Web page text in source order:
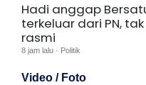
Hadi anggap
terkeluar dari PN,
rasmi
8 jam lalu · Politik
Video / Foto